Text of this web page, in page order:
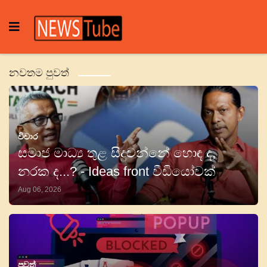
නවතම පුවත්
විචාර
සමාජ මාධ්‍ය තුළ සිදුවන්නේ හොඳ ද,
නරක ද...? - Ideas front වීඩියෝවක්
Aug 06, 2026
පුවත්